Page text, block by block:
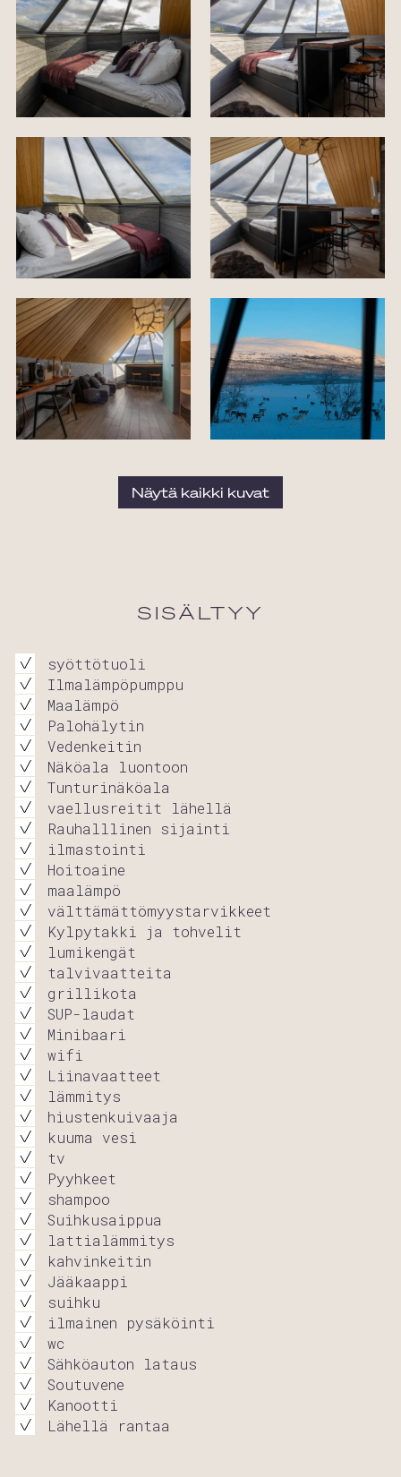
Näytä kaikki kuvat
SISÄLTYY
syöttötuoli
Ilmalämpöpumppu
Maalämpö
Palohälytin
Vedenkeitin
Näköala luontoon
Tunturinäköala
vaellusreitit lähellä
Rauhalllinen sijainti
ilmastointi
Hoitoaine
maalämpö
välttämättömyystarvikkeet
Kylpytakki ja tohvelit
lumikengät
talvivaatteita
grillikota
SUP-laudat
Minibaari
wifi
Liinavaatteet
lämmitys
hiustenkuivaaja
kuuma vesi
tv
Pyyhkeet
shampoo
Suihkusaippua
lattialämmitys
kahvinkeitin
Jääkaappi
suihku
ilmainen pysäköinti
wc
Sähköauton lataus
Soutuvene
Kanootti
Lähellä rantaa